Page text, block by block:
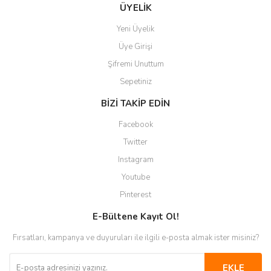
Gönder
ÜYELİK
Yeni Üyelik
Üye Girişi
Şifremi Unuttum
Sepetiniz
BİZİ TAKİP EDİN
Facebook
Twitter
Instagram
Youtube
Pinterest
E-Bültene Kayıt Ol!
Fırsatları, kampanya ve duyuruları ile ilgili e-posta almak ister misiniz?
EKLE